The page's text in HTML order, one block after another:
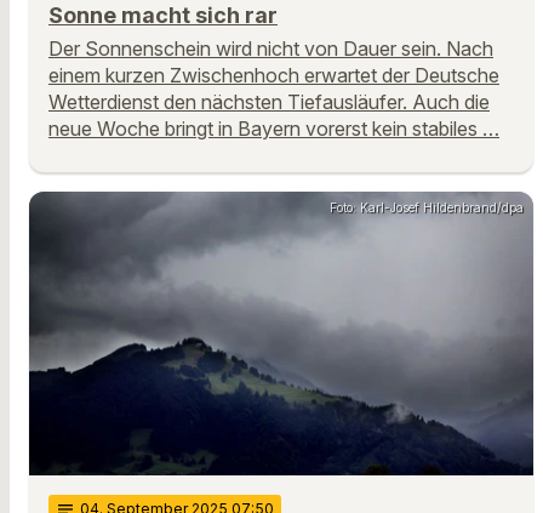
Sonne macht sich rar
Der Sonnenschein wird nicht von Dauer sein. Nach
einem kurzen Zwischenhoch erwartet der Deutsche
Wetterdienst den nächsten Tiefausläufer. Auch die
neue Woche bringt in Bayern vorerst kein stabiles …
Foto: Karl-Josef Hildenbrand/dpa
04. September 2025 07:50